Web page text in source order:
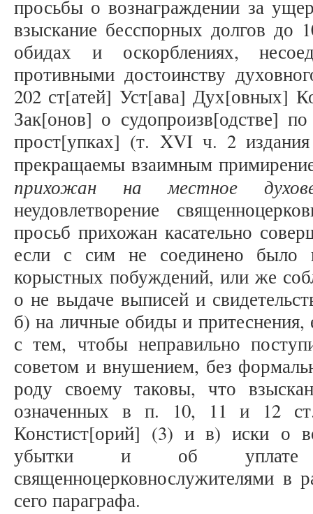
просьбы о вознаграждении за
взыскание бесспорных долгов
обидах и оскорблениях,
противными достоинству
202 ст[атей] Уст[ава] Дух[овных]
Зак[онов] о судопроизв[одстве]
прост[упках] (т. XVI ч. 2
прекращаемы взаимным
прихожан на местное
неудовлетворение
просьб прихожан касательно
если с сим не соединено было
корыстных побуждений, или же
о не выдаче выписей и
б) на личные обиды и притеснения,
с тем, чтобы неправильно
советом и внушением, без
роду своему таковы, что
означенных в п. 10, 11 и 12
Констист[орий] (3) и в) иски о
убытки и об уплате
священноцерковнослужителями в
сего параграфа.